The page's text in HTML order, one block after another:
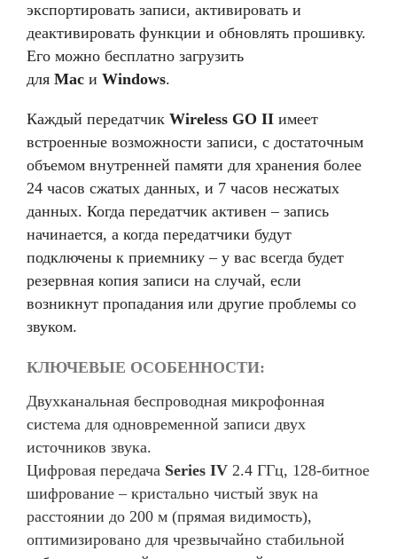
экспортировать записи, активировать и
деактивировать функции и обновлять прошивку.
Его можно бесплатно загрузить
для Mac и Windows.
Каждый передатчик Wireless GO II имеет
встроенные возможности записи, с достаточным
объемом внутренней памяти для хранения более
24 часов сжатых данных, и 7 часов несжатых
данных. Когда передатчик активен – запись
начинается, а когда передатчики будут
подключены к приемнику – у вас всегда будет
резервная копия записи на случай, если
возникнут пропадания или другие проблемы со
звуком.
КЛЮЧЕВЫЕ ОСОБЕННОСТИ:
Двухканальная беспроводная микрофонная
система для одновременной записи двух
источников звука.
Цифровая передача Series IV 2.4 ГГц, 128-битное
шифрование – кристально чистый звук на
расстоянии до 200 м (прямая видимость),
оптимизировано для чрезвычайно стабильной